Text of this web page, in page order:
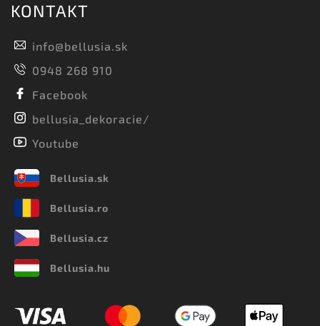
KONTAKT
info@bellusia.sk
0948 268 910
Facebook
bellusia_dekoracie/
Youtube
Bellusia.sk
Bellusia.ro
Bellusia.cz
Bellusia.hu